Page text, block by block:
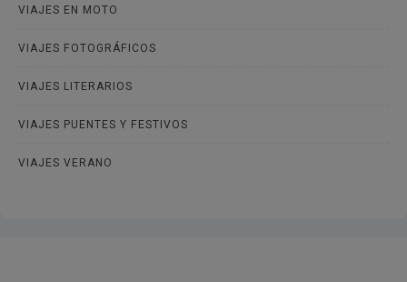
VIAJES EN MOTO
VIAJES FOTOGRÁFICOS
VIAJES LITERARIOS
VIAJES PUENTES Y FESTIVOS
VIAJES VERANO